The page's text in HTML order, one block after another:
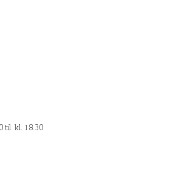
til kl. 18.30